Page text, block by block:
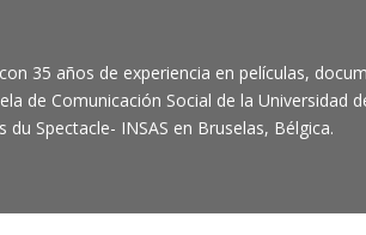
35 años de experiencia en películas,
de Comunicación Social de la Universidad
Spectacle- INSAS en Bruselas, Bélgica.